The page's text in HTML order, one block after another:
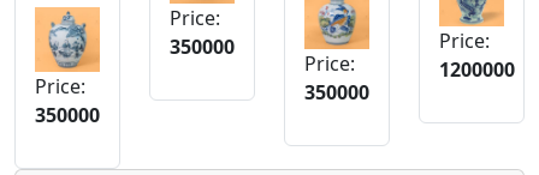
Price:
350000
Price:
350000
Price:
350000
Price:
1200000